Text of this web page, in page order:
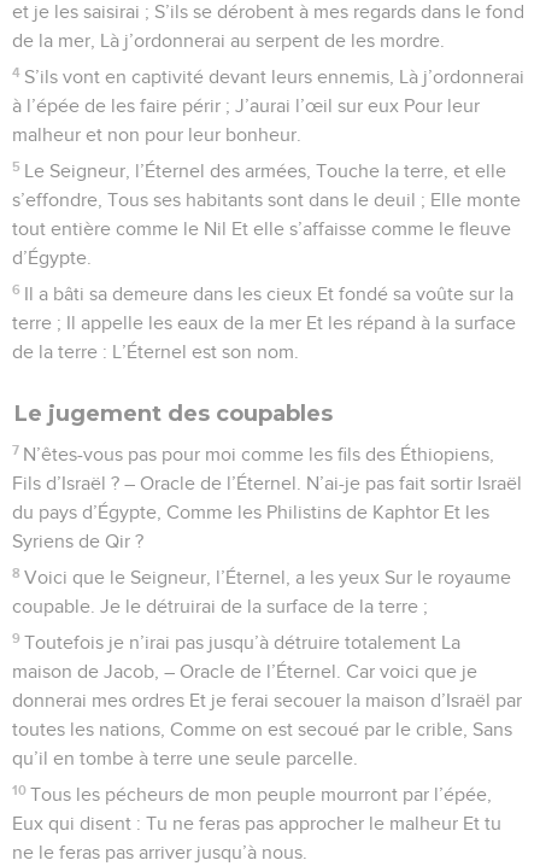
et je les saisirai ; S’ils se dérobent à mes regards dans le fond
de la mer, Là j’ordonnerai au serpent de les mordre.
4 S’ils vont en captivité devant leurs ennemis, Là j’ordonnerai
à l’épée de les faire périr ; J’aurai l’œil sur eux Pour leur
malheur et non pour leur bonheur.
5 Le Seigneur, l’Éternel des armées, Touche la terre, et elle
s’effondre, Tous ses habitants sont dans le deuil ; Elle monte
tout entière comme le Nil Et elle s’affaisse comme le fleuve
d’Égypte.
6 Il a bâti sa demeure dans les cieux Et fondé sa voûte sur la
terre ; Il appelle les eaux de la mer Et les répand à la surface
de la terre : L’Éternel est son nom.
Le jugement des coupables
7 N’êtes-vous pas pour moi comme les fils des Éthiopiens,
Fils d’Israël ? – Oracle de l’Éternel. N’ai-je pas fait sortir Israël
du pays d’Égypte, Comme les Philistins de Kaphtor Et les
Syriens de Qir ?
8 Voici que le Seigneur, l’Éternel, a les yeux Sur le royaume
coupable. Je le détruirai de la surface de la terre ;
9 Toutefois je n’irai pas jusqu’à détruire totalement La
maison de Jacob, – Oracle de l’Éternel. Car voici que je
donnerai mes ordres Et je ferai secouer la maison d’Israël par
toutes les nations, Comme on est secoué par le crible, Sans
qu’il en tombe à terre une seule parcelle.
10 Tous les pécheurs de mon peuple mourront par l’épée,
Eux qui disent : Tu ne feras pas approcher le malheur Et tu
ne le feras pas arriver jusqu’à nous.